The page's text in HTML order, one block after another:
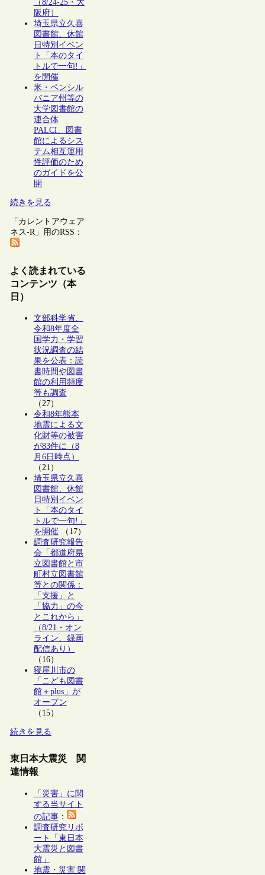
（8/24-25・大
阪府）
埼玉県立久喜
図書館、休館
日特別イベン
ト「本のタイ
トルで一句!」
を開催
米・ペンシル
バニア州等の
大学図書館の
連合体
PALCI、図書
館によるシス
テム相互運用
性評価のため
のガイドを公
開
続きを見る
「カレントアウェア
ネス-R」用のRSS：
よく読まれている
コンテンツ（本
日）
文部科学省、
令和8年度全
国学力・学習
状況調査の結
果を公表：読
書時間や図書
館の利用頻度
等も調査
（27）
令和8年熊本
地震による文
化財等の被害
が83件に（8
月6日時点）
（21）
埼玉県立久喜
図書館、休館
日特別イベン
ト「本のタイ
トルで一句!」
を開催（17）
調査研究報告
会「都道府県
立図書館と市
町村立図書館
等との関係：
「支援」と
「協力」の今
とこれから」
（8/21・オン
ライン、録画
配信あり）
（16）
寝屋川市の
「こども図書
館＋plus」が
オープン
（15）
続きを見る
東日本大震災 関
連情報
「災害」に関
する当サイト
の記事：
調査研究リポ
ート「東日本
大震災と図書
館」
地震・災害 関